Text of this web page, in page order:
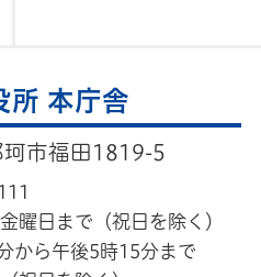
所 本庁舎
市福田1819-5
曜日まで（祝日を除く）
から午後5時15分まで